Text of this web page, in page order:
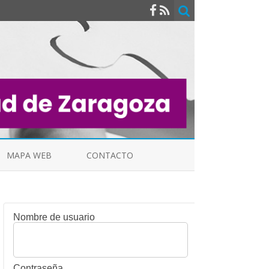
MAPA WEB CONTACTO
Nombre de usuario